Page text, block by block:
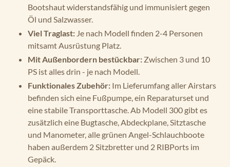
Bootshaut widerstandsfähig und immunisiert gegen
Öl und Salzwasser.
Viel Traglast: Je nach Modell finden 2-4 Personen
mitsamt Ausrüstung Platz.
Mit Außenbordern bestückbar: Zwischen 3 und 10
PS ist alles drin - je nach Modell.
Funktionales Zubehör: Im Lieferumfang aller Airstars
befinden sich eine Fußpumpe, ein Reparaturset und
eine stabile Transporttasche. Ab Modell 300 gibt es
zusätzlich eine Bugtasche, Abdeckplane, Sitztasche
und Manometer, alle grünen Angel-Schlauchboote
haben außerdem 2 Sitzbretter und 2 RIBPorts im
Gepäck.